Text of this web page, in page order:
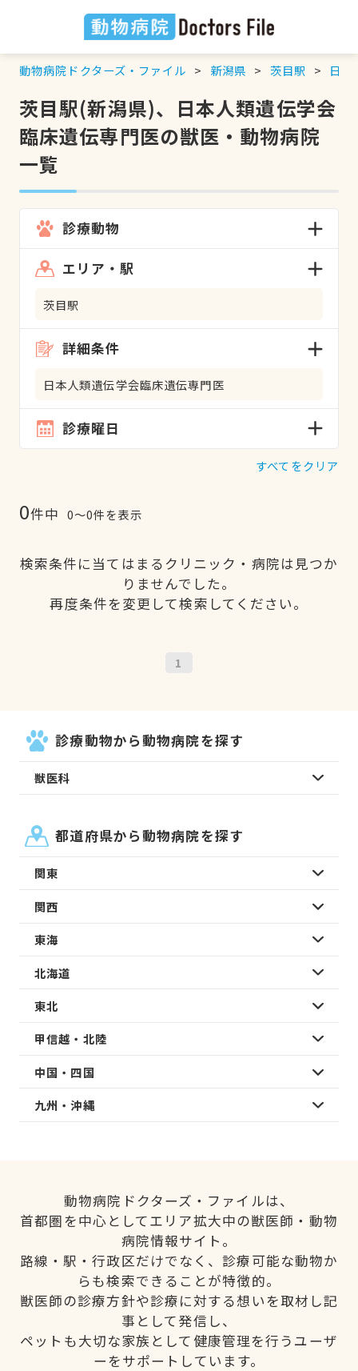
動物病院ドクターズ・ファイル 新潟県 茨目駅 日本
茨目駅(新潟県)、日本人類遺伝学会
臨床遺伝専門医の獣医・動物病院
一覧
診療動物
エリア・駅
茨目駅
詳細条件
日本人類遺伝学会臨床遺伝専門医
診療曜日
すべてをクリア
0件中 0〜0件を表示
検索条件に当てはまるクリニック・病院は見つか
りませんでした。
再度条件を変更して検索してください。
1
診療動物から動物病院を探す
獣医科
都道府県から動物病院を探す
関東
関西
東海
北海道
東北
甲信越・北陸
中国・四国
九州・沖縄
動物病院ドクターズ・ファイルは、
首都圏を中心としてエリア拡大中の獣医師・動物
病院情報サイト。
路線・駅・行政区だけでなく、診療可能な動物か
らも検索できることが特徴的。
獣医師の診療方針や診療に対する想いを取材し記
事として発信し、
ペットも大切な家族として健康管理を行うユーザ
ーをサポートしています。